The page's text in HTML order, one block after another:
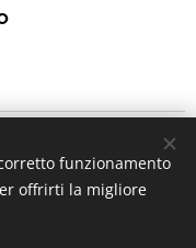
Chiariello
funzionamento
offrirti la migliore